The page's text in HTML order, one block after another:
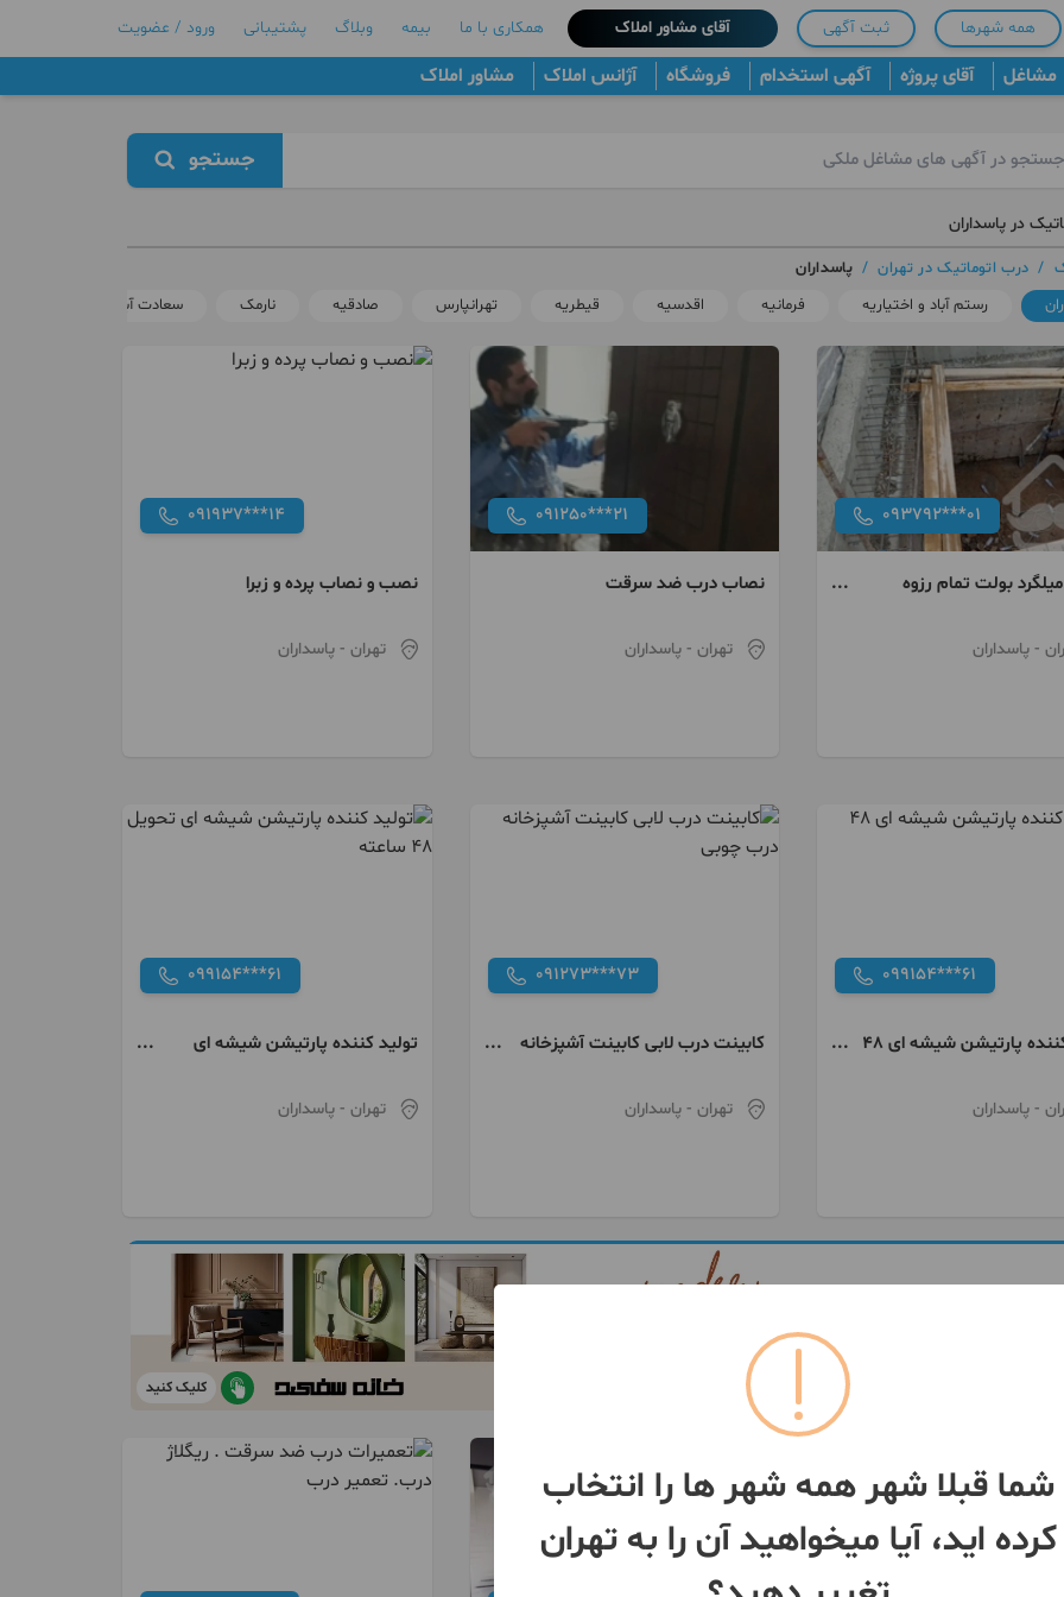
همه شهرها ثبت آگهی آقای مشاور املاک همکاری با ما بیمه وبلاگ پشتیبانی ورود / عضویت
مشاغل آقای پروژه آگهی استخدام فروشگاه آژانس املاک مشاور املاک
جستجو
در پاسداران
/ درب اتوماتیک در تهران / پاسداران
رستم آباد و اختیاریه فرمانیه اقدسیه قیطریه تهرانپارس صادقیه نارمک سعادت آباد
093792***01
بولت تمام رزوه
- پاسداران
091250***21
نصاب درب ضد سرقت
تهران- پاسداران
091937***14
نصب و نصاب پرده و زبرا
تهران - پاسداران
099154***61
تولید کننده پارتیشن شیشه ای 48
- پاسداران
091273***73
کابینت درب لابی کابینت آشپزخانه
تهران- پاسداران
099154***61
تولید کننده پارتیشن شیشه ای
تهران - پاسداران
کلیک کنید
شما قبلا شهر همه شهر ها را انتخاب
کرده اید، آیا میخواهید آن را به تهران